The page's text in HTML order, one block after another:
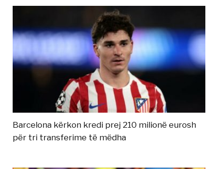
Barcelona kërkon kredi prej 210 milionë eurosh
për tri transferime të mëdha